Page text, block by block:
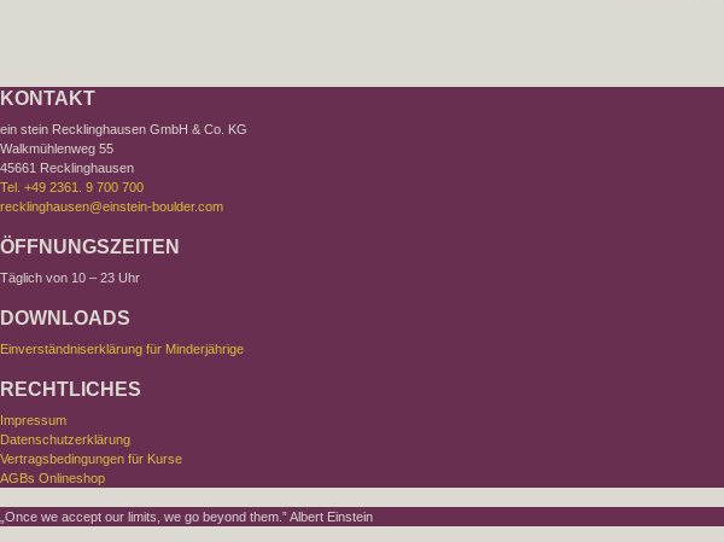
KONTAKT
ein stein Recklinghausen GmbH & Co. KG
Walkmühlenweg 55
45661 Recklinghausen
Tel. +49 2361. 9 700 700
recklinghausen@einstein-boulder.com
ÖFFNUNGSZEITEN
Täglich von 10 – 23 Uhr
DOWNLOADS
Einverständniserklärung für Minderjährige
RECHTLICHES
Impressum
Datenschutzerklärung
Vertragsbedingungen für Kurse
AGBs Onlineshop
„Once we accept our limits, we go beyond them.” Albert Einstein